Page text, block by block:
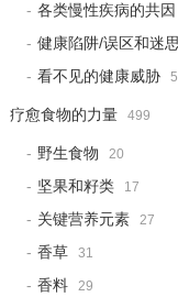
各类慢性疾病的共因
健康陷阱/误区和迷思
看不见的健康威胁
疗愈食物的力量 499
野生食物 20
坚果和籽类 17
关键营养元素 27
香草 31
香料 29